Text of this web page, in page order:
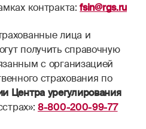
контракта:fsin@rgs.ru
лица и
получить справочную
с организацией
страхования по
Центра урегулирования
8-800-200-99-77